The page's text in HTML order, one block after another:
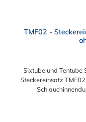
TMF02 -
Sixtube und Tentube
Steckereinsatz